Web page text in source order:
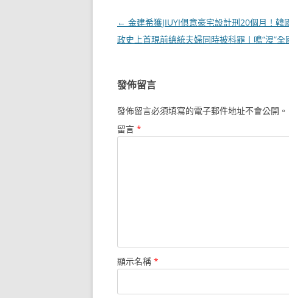
文
章
← 金建希獲JIUYI俱意豪宅設計刑20個月！韓
政史上首現前總統夫婦同時被科罪丨鳴“漫”全
發佈留言
發佈留言必須填寫的電子郵件地址不會公開。
留言 *
顯示名稱 *